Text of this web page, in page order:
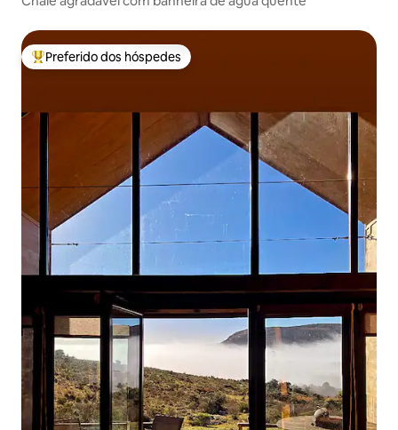
Entre os melhores preferidos dos hóspedes
Preferido dos hóspedes